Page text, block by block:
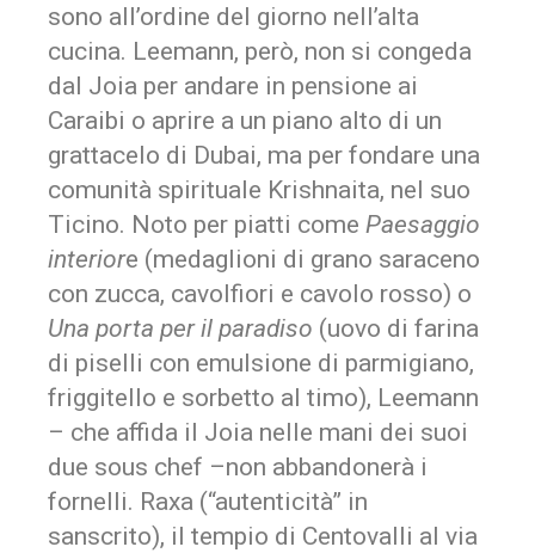
sono all’ordine del giorno nell’alta
cucina. Leemann, però, non si congeda
dal Joia per andare in pensione ai
Caraibi o aprire a un piano alto di un
grattacelo di Dubai, ma per fondare una
comunità spirituale Krishnaita, nel suo
Ticino. Noto per piatti come Paesaggio
interiore (medaglioni di grano saraceno
con zucca, cavolfiori e cavolo rosso) o
Una porta per il paradiso (uovo di farina
di piselli con emulsione di parmigiano,
friggitello e sorbetto al timo), Leemann
– che affida il Joia nelle mani dei suoi
due sous chef –non abbandonerà i
fornelli. Raxa (“autenticità” in
sanscrito), il tempio di Centovalli al via